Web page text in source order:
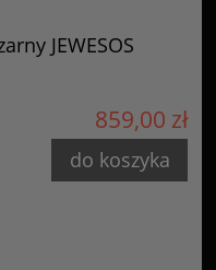
JEWESOS
859,00 zł
do koszyka